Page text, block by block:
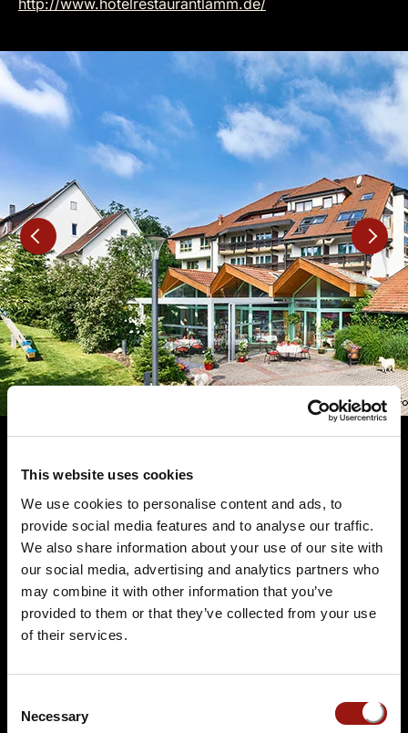
This website uses cookies
We use cookies to personalise content and ads, to
provide social media features and to analyse our traffic.
We also share information about your use of our site with
our social media, advertising and analytics partners who
may combine it with other information that you’ve
provided to them or that they’ve collected from your use
of their services.
Selection
Necessary
http://www.hotelrestaurantlamm.de/
Terminüberblick
FR.
04.12.2026 19:00 Uhr